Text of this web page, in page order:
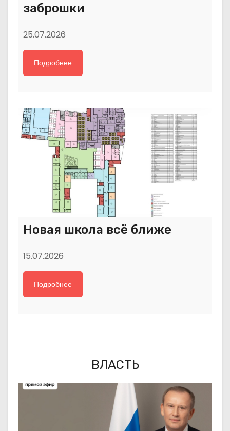
заброшки
25.07.2026
Подробнее
Новая школа всё ближе
15.07.2026
Подробнее
ВЛАСТЬ